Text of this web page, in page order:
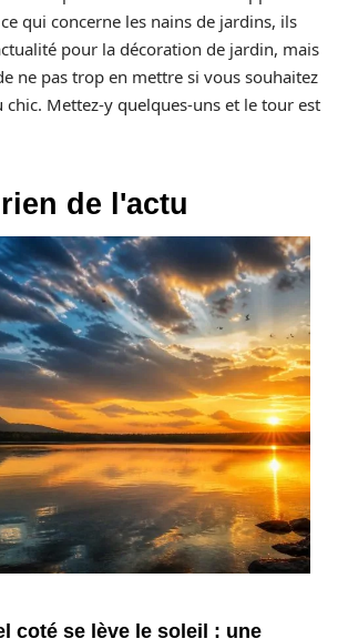
qui concerne les nains de jardins, ils
pour la décoration de jardin, mais
ne pas trop en mettre si vous souhaitez
Mettez-y quelques-uns et le tour est
de l'actu
coté se lève le soleil : une